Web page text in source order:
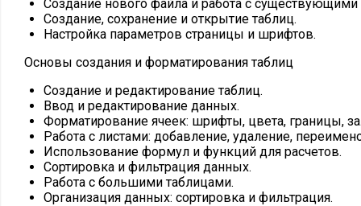
Создание нового файла и работа с
Создание, сохранение и открытие таблиц.
Настройка параметров страницы и шрифтов.
Основы создания и форматирования таблиц
Создание и редактирование таблиц.
Ввод и редактирование данных.
Форматирование ячеек: шрифты, цвета, границы,
Работа с листами: добавление, удаление,
Использование формул и функций для расчетов.
Сортировка и фильтрация данных.
Работа с большими таблицами.
Организация данных: сортировка и фильтрация.